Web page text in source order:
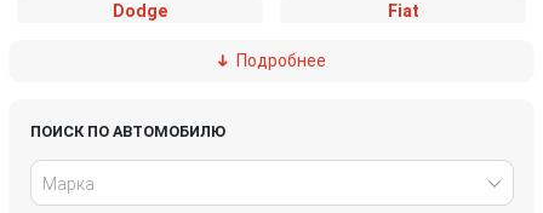
Dodge Fiat
Honda
Подробнее
ПОИСК ПО АВТОМОБИЛЮ
Марка